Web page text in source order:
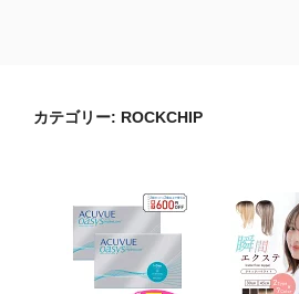
カテゴリー: ROCKCHIP